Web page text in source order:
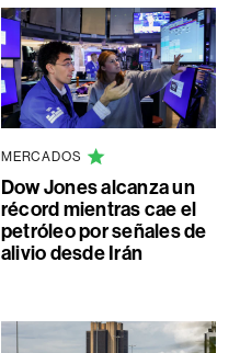
MERCADOS
Dow Jones alcanza un
récord mientras cae el
petróleo por señales de
alivio desde Irán